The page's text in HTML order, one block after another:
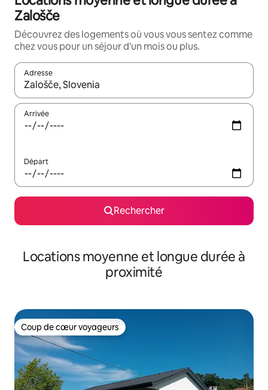
Zalošče
Découvrez des logements où vous vous sentez comme
chez vous pour un séjour d'un mois ou plus.
Adresse
Lorsque les résultats s'affichent, utilisez les flèches vers le
Arrivée
Départ
Rechercher
Locations moyenne et longue durée à
proximité
Coup de cœur voyageurs
Coup de cœur voyageurs